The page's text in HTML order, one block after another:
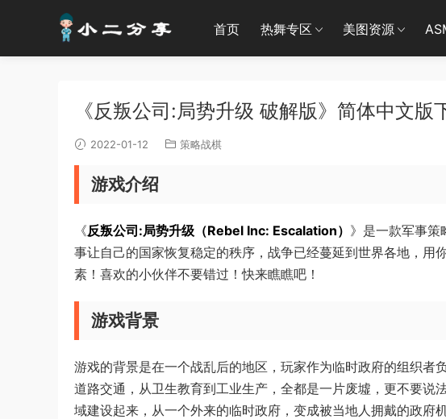
首页 热舞专区 美图资源
《反叛公司:局势升级 破解版》简体中文
2022-01-12 策略战棋
游戏介绍
《反叛公司:局势升级（Rebel Inc: Escalation） 》是一款军事策
事让自己的国家恢复稳定的秩序，战争已经蔓延到世界各地，用
素！喜欢的小伙伴不要错过！快来瞧瞧吧！
游戏背景
游戏的背景是在一个战乱后的地区，玩家作为临时政府的组织者
道路交通，从卫生教育到工业生产，全都是一片废墟，更不要说
域建设起来，从一个外来的临时政府，变成被当地人拥戴的政府